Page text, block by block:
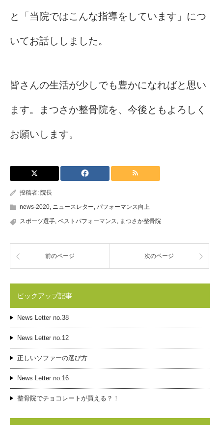
と「当院ではこんな指導をしています」につ
いてお話ししました。
皆さんの生活が少しでも豊かになればと思い
ます。まつさか整骨院を、今後ともよろしく
お願いします。
投稿者: 院長
news-2020 ニュースレター パフォーマンス向上
スポーツ選手 ベストパフォーマンス まつさか整骨院
前のページ 次のページ
ピックアップ記事
News Letter no.38
News Letter no.12
正しいソファーの選び方
News Letter no.16
整骨院でチョコレートが買える？！